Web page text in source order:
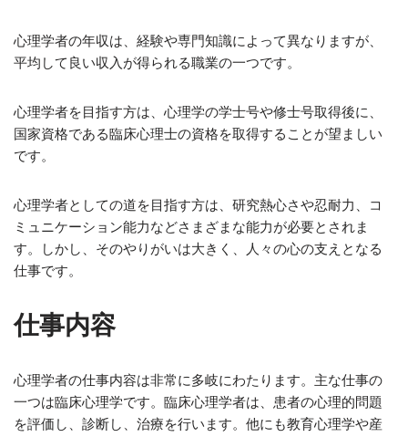
心理学者の年収は、経験や専門知識によって異なりますが、
平均して良い収入が得られる職業の一つです。
心理学者を目指す方は、心理学の学士号や修士号取得後に、
国家資格である臨床心理士の資格を取得することが望ましい
です。
心理学者としての道を目指す方は、研究熱心さや忍耐力、コ
ミュニケーション能力などさまざまな能力が必要とされま
す。しかし、そのやりがいは大きく、人々の心の支えとなる
仕事です。
仕事内容
心理学者の仕事内容は非常に多岐にわたります。主な仕事の
一つは臨床心理学です。臨床心理学者は、患者の心理的問題
を評価し、診断し、治療を行います。他にも教育心理学や産